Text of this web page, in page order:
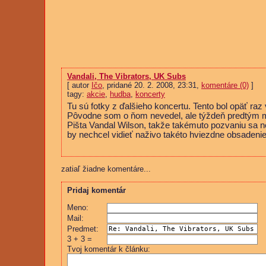
Vandali, The Vibrators, UK Subs
[ autor Ičo, pridané 20. 2. 2008, 23:31, komentáre (0)]
tagy: akcie, hudba, koncerty
Tu sú fotky z ďalšieho koncertu. Tento bol opäť
Pôvodne som o ňom nevedel, ale týždeň predtým
Pišta Vandal Wilson, takže takémuto pozvaniu sa
by nechcel vidieť naživo takéto hviezdne
zatiaľ žiadne komentáre...
Pridaj komentár
Meno:
Mail:
Predmet:
3 + 3 =
Tvoj komentár k článku: